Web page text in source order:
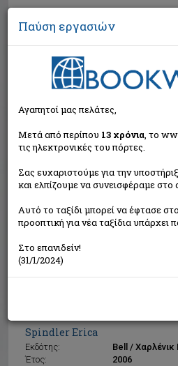
Αναζήτηση
Spindler Erica
Εκδότης:
Bell / Χαρλένικ
Έτος:
2006
εκδότη
Παύση εργασιών
Αγαπητοί μας πελάτες,
Μετά από περίπου 13 χρόνια, το
τις ηλεκτρονικές του πόρτες.
Σας ευχαριστούμε για την
και ελπίζουμε να συνεισφέραμε στο
Αυτό το ταξίδι μπορεί να έφτασε
προοπτική για νέα ταξίδια υπάρχει
Στο επανιδείν!
(31/1/2024)